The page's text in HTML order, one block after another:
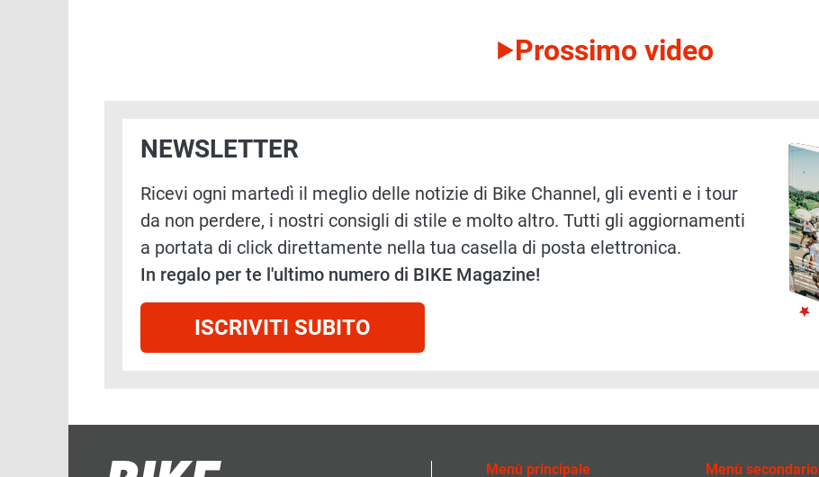
Prossimo video
NEWSLETTER
Ricevi ogni martedì il meglio delle notizie di Bike Channel, gli eventi e i tour
da non perdere, i nostri consigli di stile e molto altro. Tutti gli aggiornamenti
a portata di click direttamente nella tua casella di posta elettronica.
In regalo per te l'ultimo numero di BIKE Magazine!
ISCRIVITI SUBITO
Menù principale Menù secondario